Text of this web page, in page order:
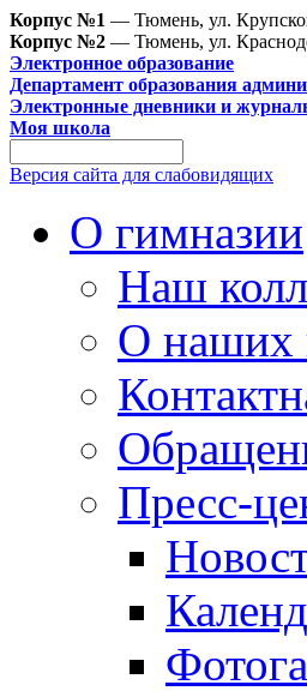
Корпус №1 — Тюмень, ул.
Корпус №2 — Тюмень, ул.
Электронное образование
Департамент образования
Электронные дневники и
Моя школа
Версия сайта для слабовидящих
О гимназии
Наш
О наших
Пресс-